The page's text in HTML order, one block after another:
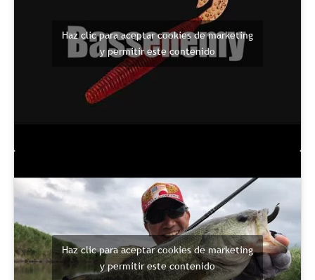
Haz clic para aceptar cookies de marketing
y permitir este contenido
Haz clic para aceptar cookies de marketing
y permitir este contenido